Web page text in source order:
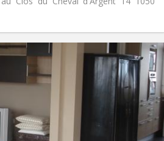
Infos Pratiques
Loyer:
400 €
Charges:
220 €
Durée:
12 mois
Domiciliation:
Aménagement